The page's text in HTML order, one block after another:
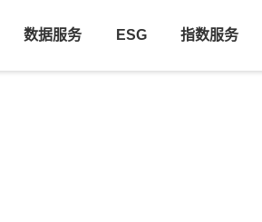
数据服务 ESG 指数服务